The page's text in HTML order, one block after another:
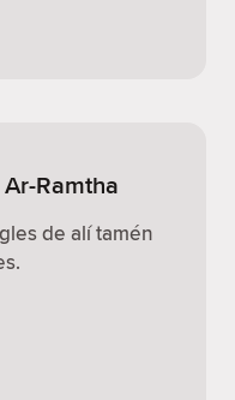
Ramtha
de alí tamén